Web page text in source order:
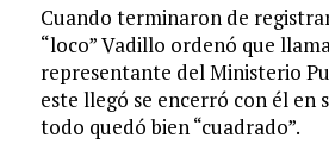
Cuando terminaron de
“loco” Vadillo ordenó que
representante del Ministerio
este llegó se encerró con él en
todo quedó bien “cuadrado”.